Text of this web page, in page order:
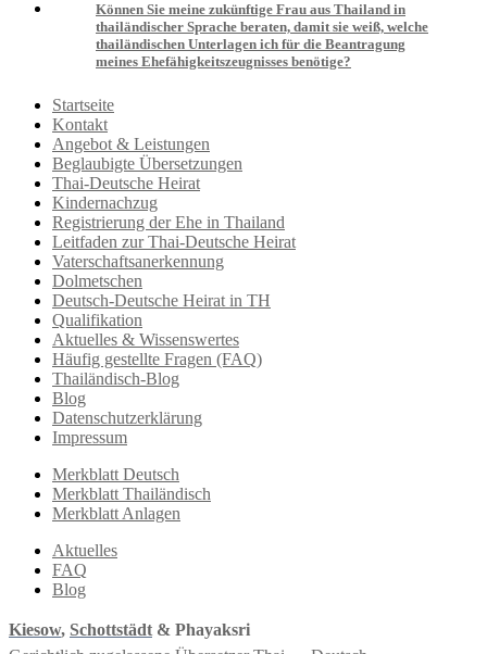
Können Sie meine zukünftige Frau aus Thailand in
thailändischer Sprache beraten, damit sie weiß, welche
thailändischen Unterlagen ich für die Beantragung
meines Ehefähigkeitszeugnisses benötige?
Startseite
Kontakt
Angebot & Leistungen
Beglaubigte Übersetzungen
Thai-Deutsche Heirat
Kindernachzug
Registrierung der Ehe in Thailand
Leitfaden zur Thai-Deutsche Heirat
Vaterschaftsanerkennung
Dolmetschen
Deutsch-Deutsche Heirat in TH
Qualifikation
Aktuelles & Wissenswertes
Häufig gestellte Fragen (FAQ)
Thailändisch-Blog
Blog
Datenschutzerklärung
Impressum
Merkblatt Deutsch
Merkblatt Thailändisch
Merkblatt Anlagen
Aktuelles
FAQ
Blog
Kiesow, Schottstädt & Phayaksri